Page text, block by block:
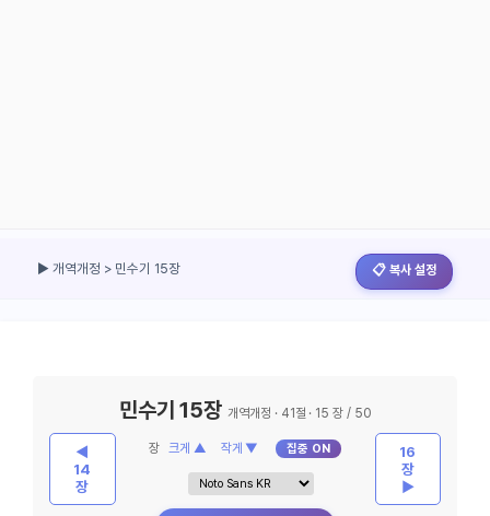
▶ 개역개정 > 민수기 15장 📋 복사 설정
◀
14
장
민수기 15장개역개정 · 41절 · 15 장 / 50
장 크게 ▲ 작게 ▼ 집중 ON
16
장
▶